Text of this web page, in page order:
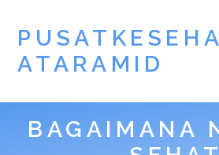
ATARAMID
BAGAIMANA